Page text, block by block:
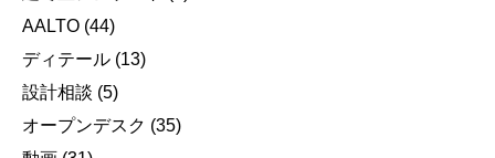
AALTO (44)
ディテール (13)
設計相談 (5)
オープンデスク (35)